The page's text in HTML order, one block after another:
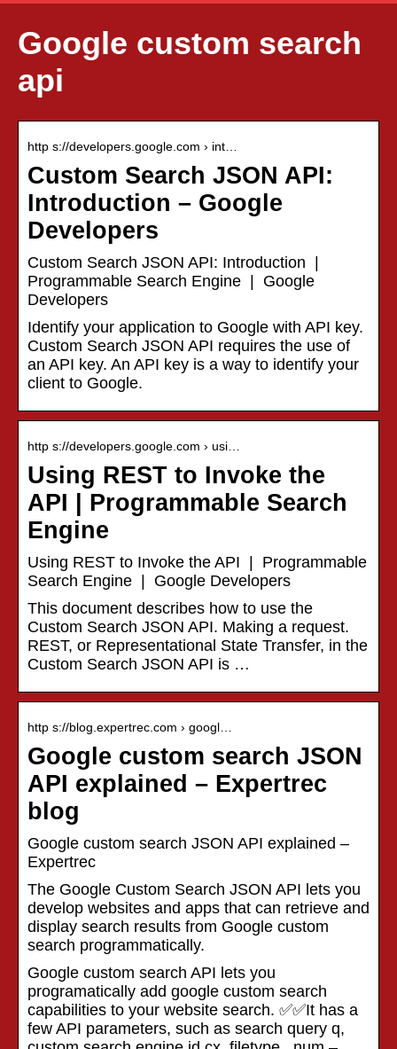
Google custom search
api
http s://developers.google.com › int…
Custom Search JSON API:
Introduction – Google
Developers
Custom Search JSON API: Introduction |
Programmable Search Engine | Google
Developers
Identify your application to Google with API key.
Custom Search JSON API requires the use of
an API key. An API key is a way to identify your
client to Google.
http s://developers.google.com › usi…
Using REST to Invoke the
API | Programmable Search
Engine
Using REST to Invoke the API | Programmable
Search Engine | Google Developers
This document describes how to use the
Custom Search JSON API. Making a request.
REST, or Representational State Transfer, in the
Custom Search JSON API is …
http s://blog.expertrec.com › googl…
Google custom search JSON
API explained – Expertrec
blog
Google custom search JSON API explained –
Expertrec
The Google Custom Search JSON API lets you
develop websites and apps that can retrieve and
display search results from Google custom
search programmatically.
Google custom search API lets you
programatically add google custom search
capabilities to your website search. ✅✅It has a
few API parameters, such as search query q,